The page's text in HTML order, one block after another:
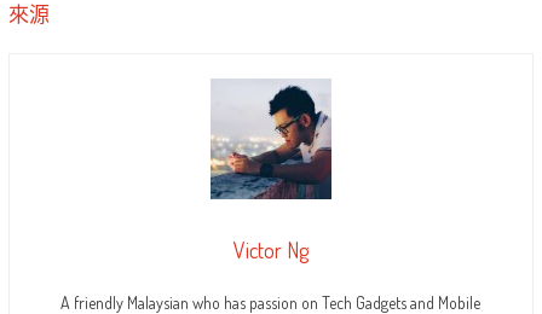
來源
Victor Ng
A friendly Malaysian who has passion on Tech Gadgets and Mobile